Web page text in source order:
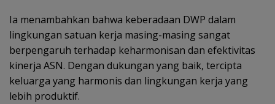
Ia menambahkan bahwa keberadaan DWP dalam
lingkungan satuan kerja masing-masing sangat
berpengaruh terhadap keharmonisan dan efektivitas
kinerja ASN. Dengan dukungan yang baik, tercipta
keluarga yang harmonis dan lingkungan kerja yang
lebih produktif.